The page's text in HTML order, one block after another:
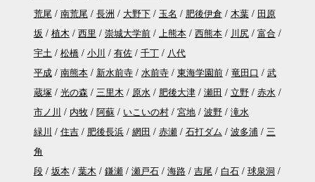
荒尾
南荒尾 長洲 大野下 玉名 肥後伊倉 木葉
田原
坂
植木 西里 崇城大学前 上熊本 西熊本 川尻
富合
宇土
松橋 小川 有佐 千丁
八代
平成
南熊本 新水前寺 水前寺 東海学園前 竜田口
武
蔵塚
光の森 三里木 原水 肥後大津 瀬田 立野
赤水
市ノ川
内牧 阿蘇 いこいの村 宮地 波野
滝水
緑川
住吉 肥後長浜 網田 赤瀬 石打ダム 波多浦
三
角
段
坂本 葉木 鎌瀬 瀬戸石 海路 吉尾 白石
球泉洞